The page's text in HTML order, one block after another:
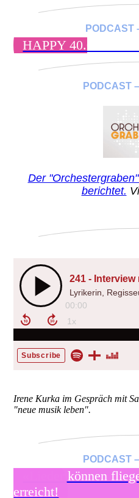
PODCAST
HAPPY 40.005
PODCAST
Der
berichtet.
Irene Kurka im Gespräch mit
"neue musik leben".
PODCAST
«Lieder können
erreicht!